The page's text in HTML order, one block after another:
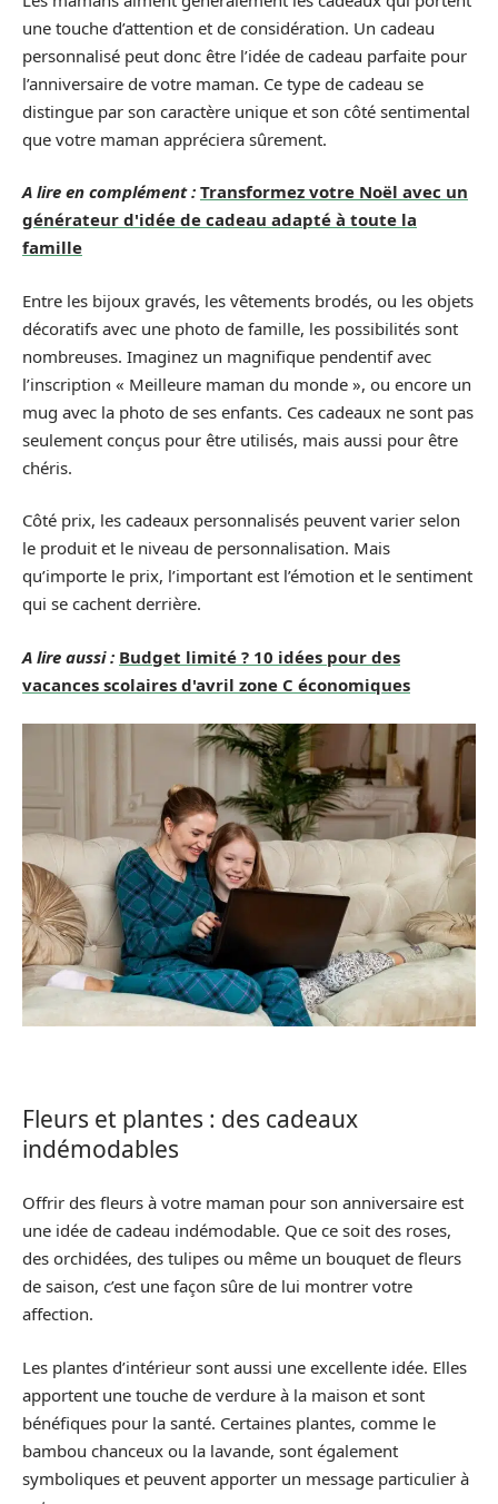
une touche d’attention et de considération. Un cadeau
personnalisé peut donc être l’idée de cadeau parfaite pour
l’anniversaire de votre maman. Ce type de cadeau se
distingue par son caractère unique et son côté sentimental
que votre maman appréciera sûrement.
A lire en complément : Transformez votre Noël avec un
générateur d'idée de cadeau adapté à toute la
famille
Entre les bijoux gravés, les vêtements brodés, ou les objets
décoratifs avec une photo de famille, les possibilités sont
nombreuses. Imaginez un magnifique pendentif avec
l’inscription « Meilleure maman du monde », ou encore un
mug avec la photo de ses enfants. Ces cadeaux ne sont pas
seulement conçus pour être utilisés, mais aussi pour être
chéris.
Côté prix, les cadeaux personnalisés peuvent varier selon
le produit et le niveau de personnalisation. Mais
qu’importe le prix, l’important est l’émotion et le sentiment
qui se cachent derrière.
A lire aussi : Budget limité ? 10 idées pour des
vacances scolaires d'avril zone C économiques
Fleurs et plantes : des cadeaux
indémodables
Offrir des fleurs à votre maman pour son anniversaire est
une idée de cadeau indémodable. Que ce soit des roses,
des orchidées, des tulipes ou même un bouquet de fleurs
de saison, c’est une façon sûre de lui montrer votre
affection.
Les plantes d’intérieur sont aussi une excellente idée. Elles
apportent une touche de verdure à la maison et sont
bénéfiques pour la santé. Certaines plantes, comme le
bambou chanceux ou la lavande, sont également
symboliques et peuvent apporter un message particulier à